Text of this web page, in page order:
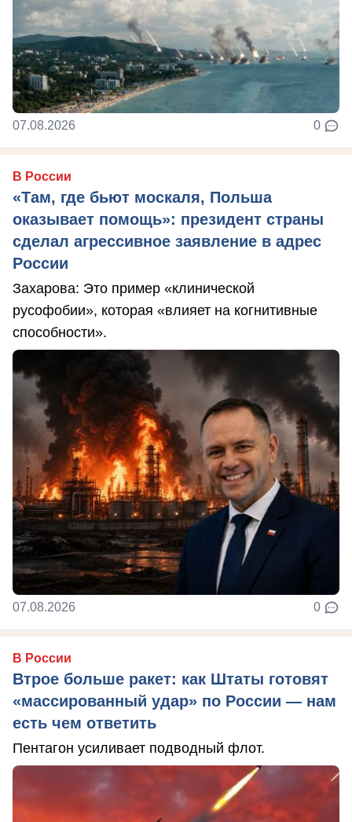
07.08.2026 0
В России
«Там, где бьют москаля, Польша
оказывает помощь»: президент страны
сделал агрессивное заявление в адрес
России
Захарова: Это пример «клинической
русофобии», которая «влияет на когнитивные
способности».
07.08.2026 0
В России
Втрое больше ракет: как Штаты готовят
«массированный удар» по России — нам
есть чем ответить
Пентагон усиливает подводный флот.